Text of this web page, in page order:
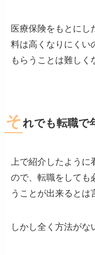
医療保険をもとにし
料は高くなりにくい
もらうことは難しく
それでも転職で
上で紹介したように
ので、転職をしても
うことが出来るとは
しかし全く方法がな